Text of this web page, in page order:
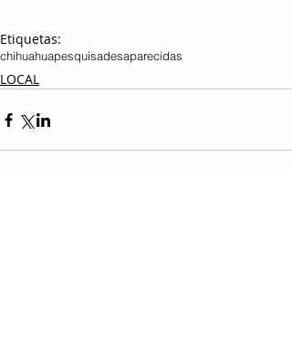
Etiquetas:
chihuahuapesquisadesaparecidas
LOCAL